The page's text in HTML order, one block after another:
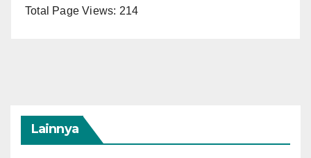
Total Page Views: 214
Lainnya